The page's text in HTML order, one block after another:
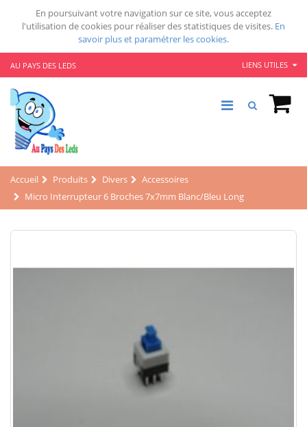
En poursuivant votre navigation sur ce site, vous acceptez
l'utilisation de cookies pour réaliser des statistiques de visites. En
savoir plus et paramétrer les cookies.
AU PAYS DES LEDS LIENS UTILES
Accueil Produits Divers
Accessoires
Micro Interrupteur 6 Broches 7x7mm Blanc/bleu Long